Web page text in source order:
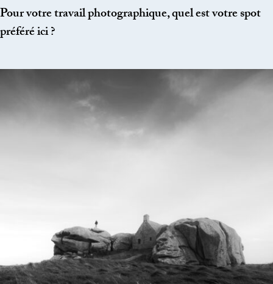
Pour votre travail photographique, quel est votre spot
préféré ici ?